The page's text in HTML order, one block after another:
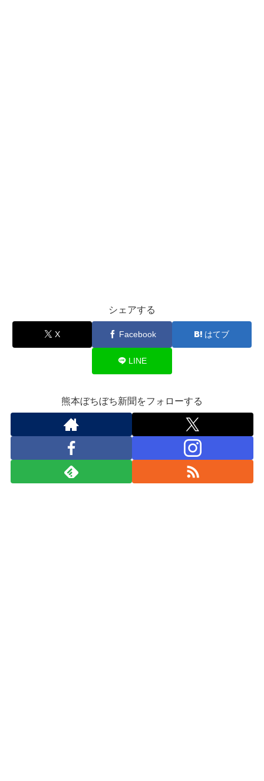
シェアする
X Facebook はてブ
LINE
熊本ぼちぼち新聞をフォローする